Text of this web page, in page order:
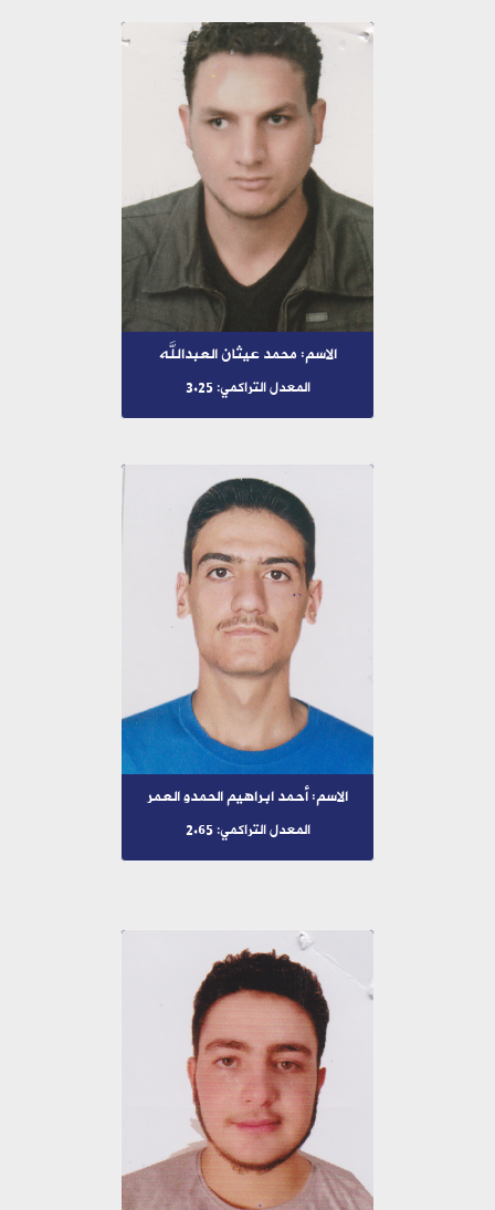
الاسم: محمد عيثان العبدالله
المعدل التراكمي: 3.25
الاسم: أحمد ابراهيم الحمدو العمر
المعدل التراكمي: 2.65